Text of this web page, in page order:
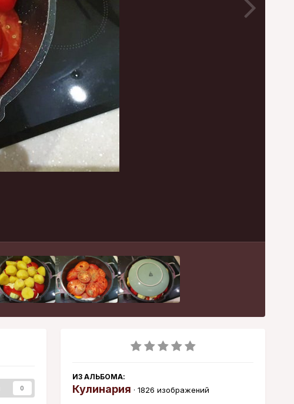
0
ИЗ АЛЬБОМА:
Кулинария · 1826 изображений